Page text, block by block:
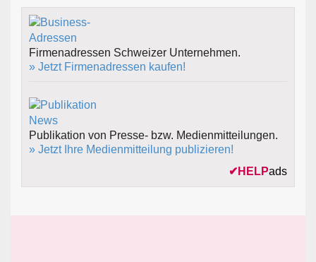
Firmenadressen Schweizer Unternehmen.
» Jetzt Firmenadressen kaufen!
Publikation von Presse- bzw. Medienmitteilungen.
» Jetzt Ihre Medienmitteilung publizieren!
✔ HELPads